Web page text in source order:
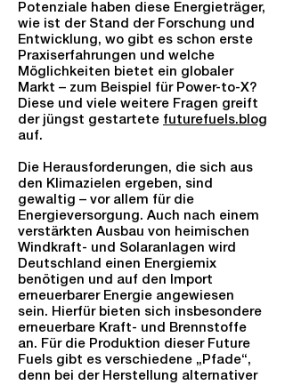
Potenziale haben diese Energieträger,
wie ist der Stand der Forschung und
Entwicklung, wo gibt es schon erste
Praxiserfahrungen und welche
Möglichkeiten bietet ein globaler
Markt – zum Beispiel für Power-to-X?
Diese und viele weitere Fragen greift
der jüngst gestartete futurefuels.blog
auf.
Die Herausforderungen, die sich aus
den Klimazielen ergeben, sind
gewaltig – vor allem für die
Energieversorgung. Auch nach einem
verstärkten Ausbau von heimischen
Windkraft- und Solaranlagen wird
Deutschland einen Energiemix
benötigen und auf den Import
erneuerbarer Energie angewiesen
sein. Hierfür bieten sich insbesondere
erneuerbare Kraft- und Brennstoffe
an. Für die Produktion dieser Future
Fuels gibt es verschiedene „Pfade“,
denn bei der Herstellung alternativer